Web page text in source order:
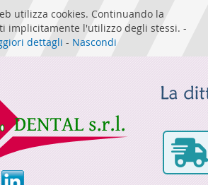
utilizza cookies. Continuando la
implicitamente l'utilizzo degli stessi. -
dettagli - Nascondi